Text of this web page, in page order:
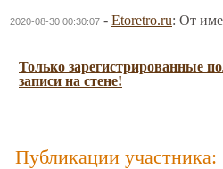
2020-08-30 00:30:07 - Etoretro.ru: От
Только зарегистрированные
записи на стене!
Публикации участника: